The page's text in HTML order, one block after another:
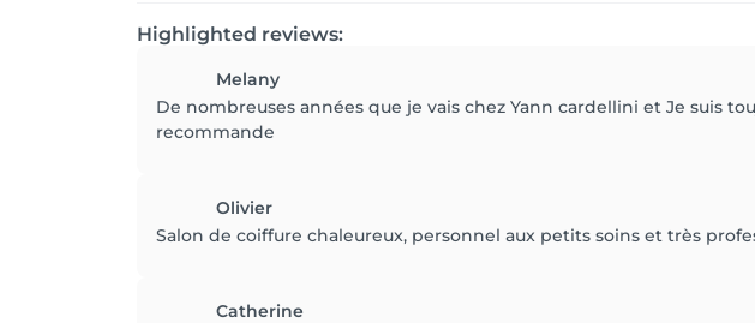
Highlighted reviews:
Melany
De nombreuses années que je vais chez Yann cardellini et Je suis
recommande
Olivier
Salon de coiffure chaleureux, personnel aux petits soins et très
Catherine